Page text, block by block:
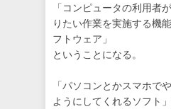
「コンピュータの利用者
りたい作業を実施する機
フトウェア」
ということになる。
「パソコンとかスマホで
ようにしてくれるソフト